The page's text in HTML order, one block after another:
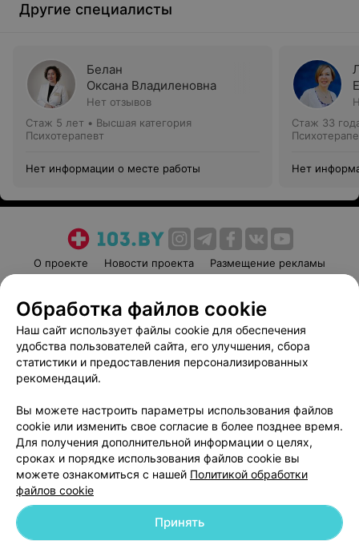
Другие специалисты
Белан
Оксана Владиленовна
Нет отзывов
Стаж 5 лет • Высшая категория
Психотерапевт
Нет информации о месте работы
Стаж 33
Нет
О проекте Новости проекта
Размещение рекламы
Пользовательское соглашение
Способы оплаты
Вакансии
Партнеры
Написать руководителю 103.by
Обработка персональных данных
© 2026 ООО «Артокс Лаб», УНП 191700409 | 220012, Республика Беларусь,
Обработка файлов cookie
Наш сайт использует файлы cookie для обеспечения
удобства пользователей сайта, его улучшения, сбора
статистики и предоставления персонализированных
рекомендаций.
Вы можете настроить параметры использования файлов
cookie или изменить свое согласие в более позднее время.
Для получения дополнительной информации о целях,
сроках и порядке использования файлов cookie вы
можете ознакомиться с нашей Политикой обработки
файлов cookie
Принять